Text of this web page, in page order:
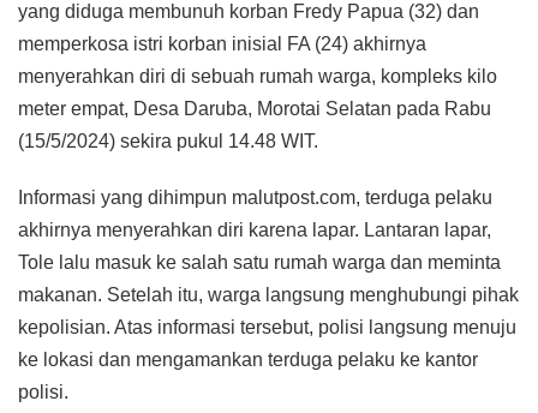
yang diduga membunuh korban Fredy Papua (32) dan
memperkosa istri korban inisial FA (24) akhirnya
menyerahkan diri di sebuah rumah warga, kompleks kilo
meter empat, Desa Daruba, Morotai Selatan pada Rabu
(15/5/2024) sekira pukul 14.48 WIT.
Informasi yang dihimpun malutpost.com, terduga pelaku
akhirnya menyerahkan diri karena lapar. Lantaran lapar,
Tole lalu masuk ke salah satu rumah warga dan meminta
makanan. Setelah itu, warga langsung menghubungi pihak
kepolisian. Atas informasi tersebut, polisi langsung menuju
ke lokasi dan mengamankan terduga pelaku ke kantor
polisi.